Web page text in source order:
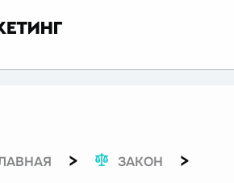
> ЗАКОН >